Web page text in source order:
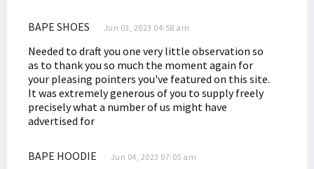
BAPE SHOES Jun 03, 2023 04:58 am
Needed to draft you one very little observation so
as to thank you so much the moment again for
your pleasing pointers you've featured on this site.
It was extremely generous of you to supply freely
precisely what a number of us might have
advertised for
BAPE HOODIE Jun 04, 2023 07:05 am